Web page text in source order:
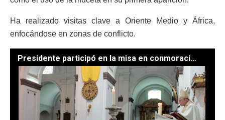
Ha realizado visitas clave a Oriente Medio y África,
enfocándose en zonas de conflicto.
Presidente participó en la misa en conmoración del primer aniversario del nombramiento del Papa León XIV / Fotos: Analí Camey y Alex Jacinto.